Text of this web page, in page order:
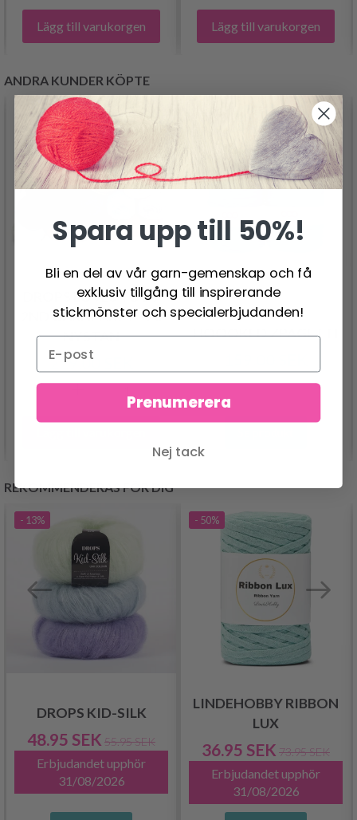
Lägg till varukorgen Lägg till varukorgen
ANDRA KUNDER KÖPTE
DROPS LOVES YOU 7
2ND GARNPAKET - 20
NYSTAN
229.00 SEK
HOOOKED ZPAGETTI
REKOMMENDERAS FÖR DIG
- 13%
DROPS KID-SILK
48.95 SEK 55.95 SEK
Erbjudandet upphör
31/08/2026
- 50%
LINDEHOBBY RIBBON
LUX
36.95 SEK 73.95 SEK
Erbjudandet upphör
31/08/2026
Spara upp till 50%!
Bli en del av vår garn-gemenskap och få
exklusiv tillgång till inspirerande
stickmönster och specialerbjudanden!
Prenumerera
Nej tack